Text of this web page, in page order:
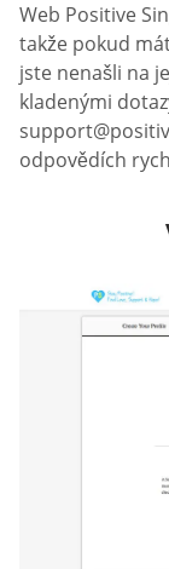
Web Positive
takže pokud
jste nenašli na
kladenými
odpovědích